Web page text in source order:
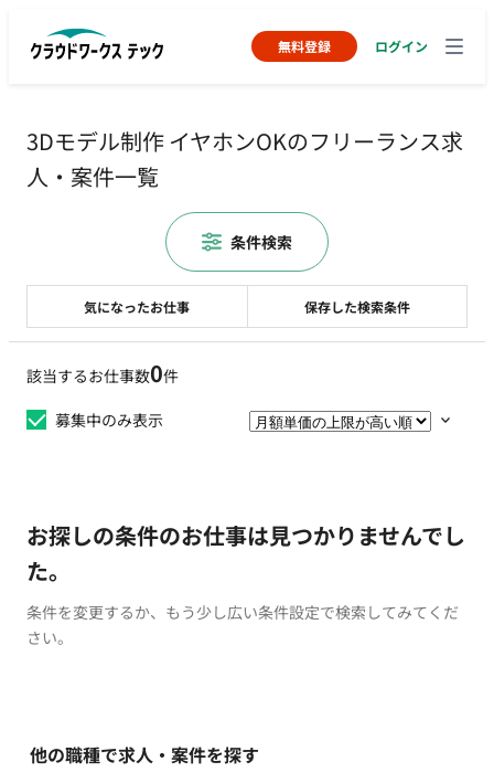
無料登録 ログイン
3Dモデル制作 イヤホンOKのフリーランス求
人・案件一覧
該当するお仕事数0件
募集中のみ表示
お探しの条件のお仕事は見つかりませんでし
た。
条件を変更するか、もう少し広い条件設定で検索してみてくだ
さい。
他の職種で求人・案件を探す
気になったお仕事 保存した検索条件
条件検索